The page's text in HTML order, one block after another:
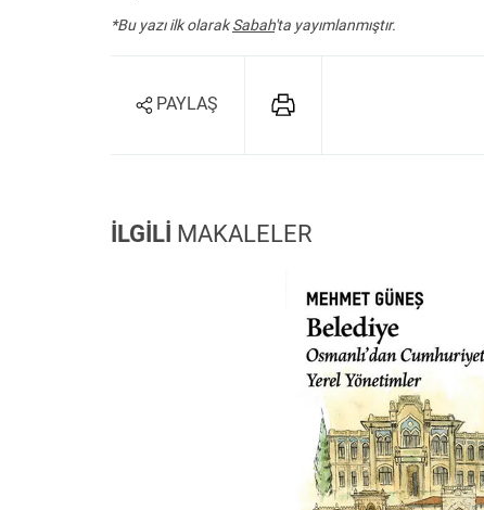
*Bu yazı ilk olarakSabah'ta yayımlanmıştır.
PAYLAŞ
İLGİLİ MAKALELER